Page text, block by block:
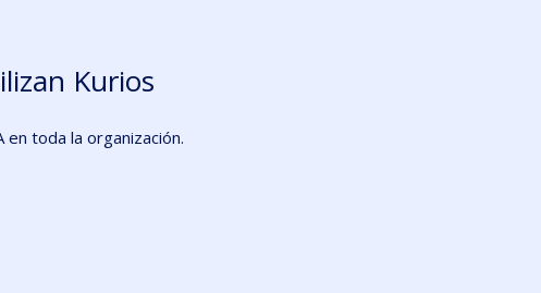
Kurios
toda la organización.